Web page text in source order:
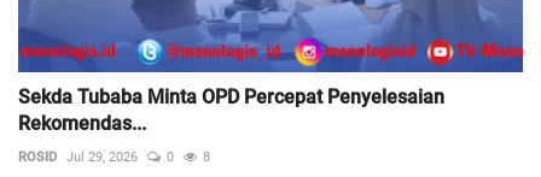
Sekda Tubaba Minta OPD Percepat Penyelesaian
Rekomendas...
ROSID Jul 29, 2026 0 8